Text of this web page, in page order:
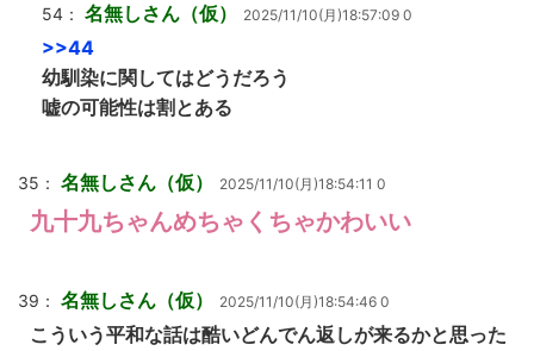
54： 名無しさん（仮） 2025/11/10(月)18:57:09 0
>>44
幼馴染に関してはどうだろう
嘘の可能性は割とある
35： 名無しさん（仮） 2025/11/10(月)18:54:11 0
九十九ちゃんめちゃくちゃかわいい
39： 名無しさん（仮） 2025/11/10(月)18:54:46 0
こういう平和な話は酷いどんでん返しが来るかと思った